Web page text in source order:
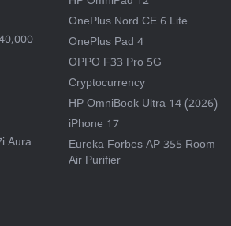
Aura
OnePlus Nord CE 6 Lite
OnePlus Pad 4
OPPO F33 Pro 5G
Cryptocurrency
HP OmniBook Ultra 14 (2026)
iPhone 17
Eureka Forbes AP 355 Room
Air Purifier